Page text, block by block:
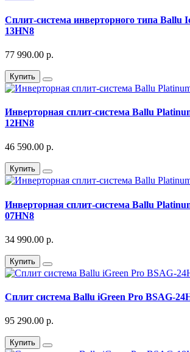
Сплит-система инверторного типа Ballu
13HN8
77 990.00 р.
Купить
Инверторная сплит-система Ballu
12HN8
46 590.00 р.
Купить
Инверторная сплит-система Ballu
07HN8
34 990.00 р.
Купить
Сплит система Ballu iGreen Pro BSAG-
95 290.00 р.
Купить